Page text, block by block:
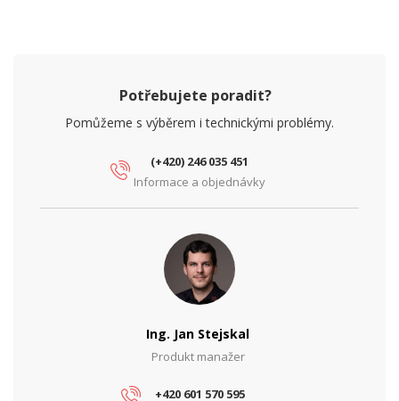
PARAMETRY NAPÁJENÍ
Ochrana proti zkratu Ano
Potřebujete poradit?
Pomůžeme s výběrem i technickými problémy.
(+420) 246 035 451
Informace a objednávky
Ing. Jan Stejskal
Produkt manažer
+420 601 570 595